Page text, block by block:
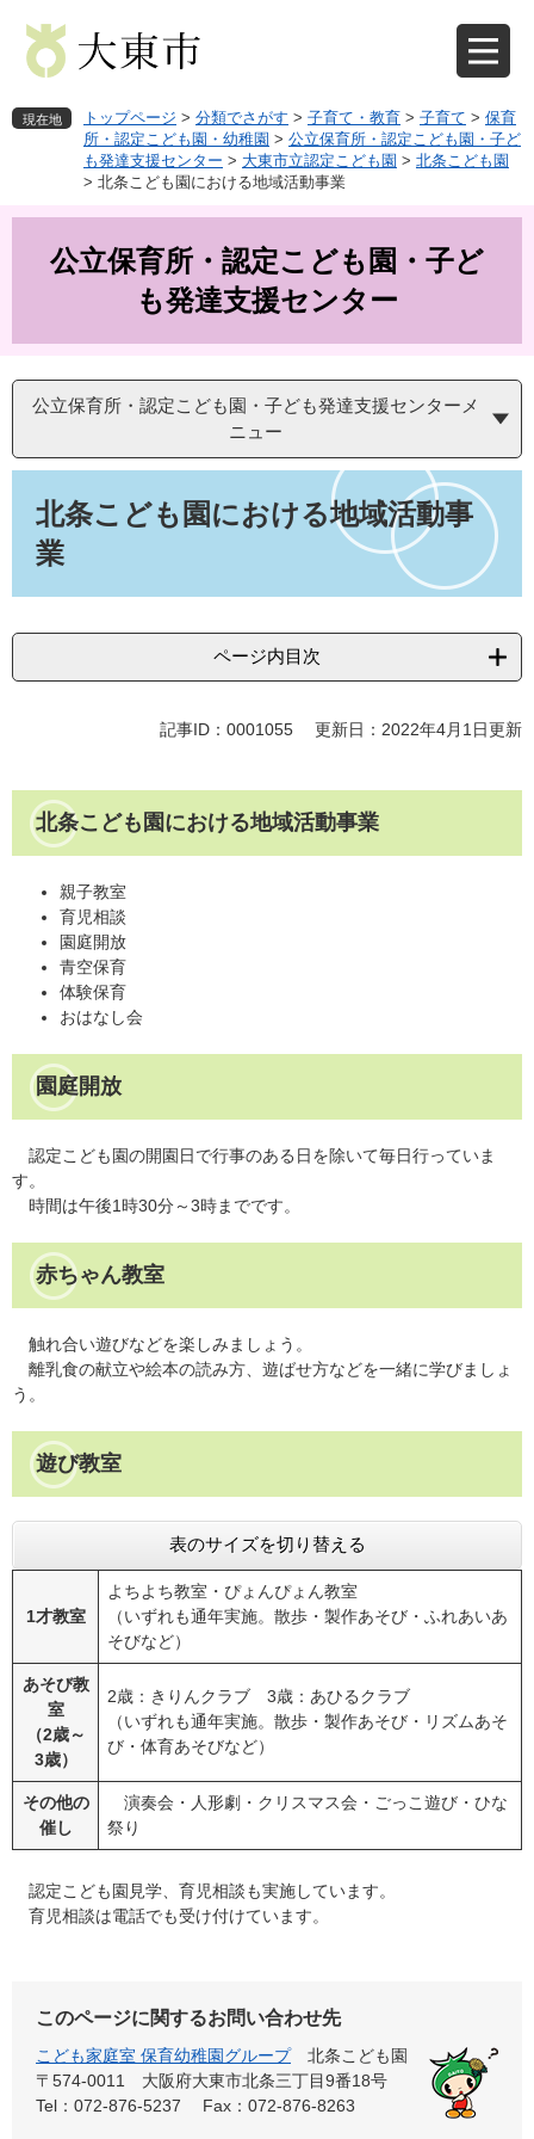
先
を 現在地 トップページ > 分類でさがす > 子育て・教育 > 子育て > 保育
所・認定こども園・幼稚園 > 公立保育所・認定こども園・子ど
も発達支援センター > 大東市立認定こども園 > 北条こども園
> 北条こども園における地域活動事業
公立保育所・認定こども園・子ど
も発達支援センター
公立保育所・認定こども園・子ども発達支援センターメ
ニュー
北条こども園における地域活動事
業
ページ内目次
記事ID：0001055 更新日：2022年4月1日更新
北条こども園における地域活動事業
親子教室
育児相談
園庭開放
青空保育
体験保育
おはなし会
園庭開放
認定こども園の開園日で行事のある日を除いて毎日行っていま
す。
時間は午後1時30分～3時までです。
赤ちゃん教室
触れ合い遊びなどを楽しみましょう。
離乳食の献立や絵本の読み方、遊ばせ方などを一緒に学びましょ
う。
遊び教室
表のサイズを切り替える
1才教室
よちよち教室・ぴょんぴょん教室
（いずれも通年実施。散歩・製作あそび・ふれあいあ
そびなど）
あそび教
室
（2歳～
3歳）
2歳：きりんクラブ 3歳：あひるクラブ
（いずれも通年実施。散歩・製作あそび・リズムあそ
び・体育あそびなど）
その他の
催し
演奏会・人形劇・クリスマス会・ごっこ遊び・ひな
祭り
認定こども園見学、育児相談も実施しています。
育児相談は電話でも受け付けています。
このページに関するお問い合わせ先
こども家庭室 保育幼稚園グループ
北条こども園
〒574-0011 大阪府大東市北条三丁目9番18号
Tel：072-876-5237
Fax：072-876-8263